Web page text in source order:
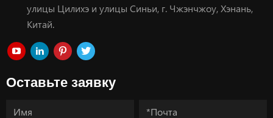
улицы Цилихэ и улицы Синьи, г. Чжэнчжоу, Хэнань,
Китай.
Оставьте заявку